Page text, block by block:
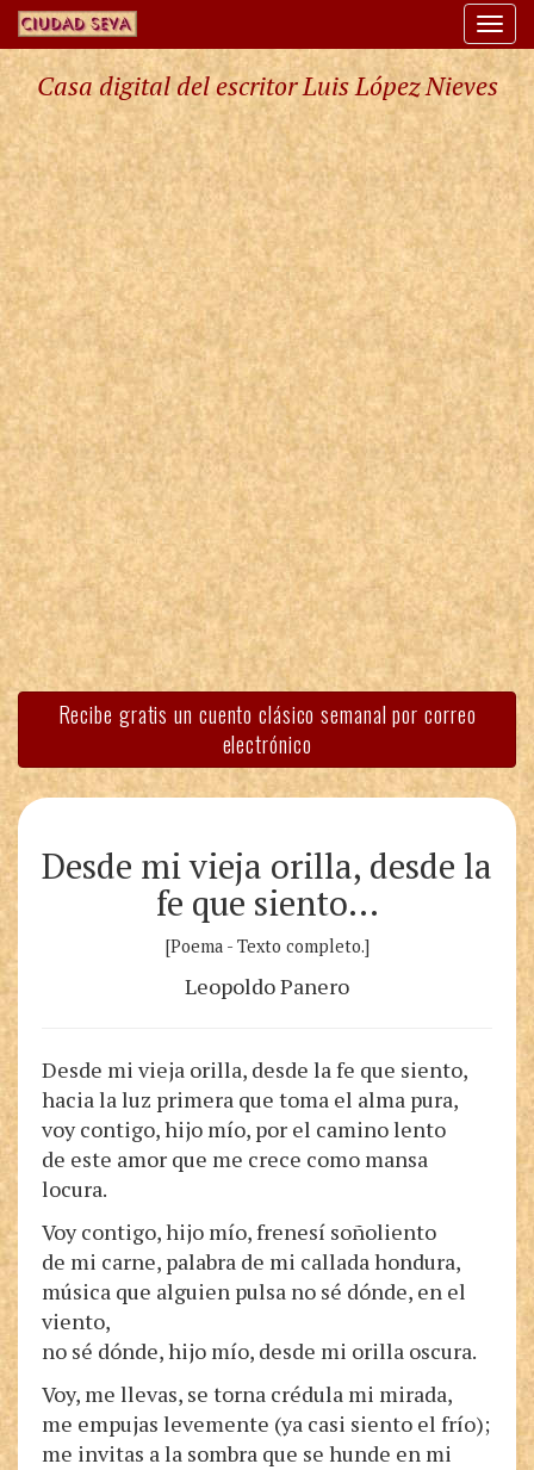
Casa digital del escritor Luis López Nieves
Recibe gratis un cuento clásico semanal por correo
electrónico
Desde mi vieja orilla, desde la
fe que siento…
[Poema - Texto completo.]
Leopoldo Panero
Desde mi vieja orilla, desde la fe que siento,
hacia la luz primera que toma el alma pura,
voy contigo, hijo mío, por el camino lento
de este amor que me crece como mansa
locura.
Voy contigo, hijo mío, frenesí soñoliento
de mi carne, palabra de mi callada hondura,
música que alguien pulsa no sé dónde, en el
viento,
no sé dónde, hijo mío, desde mi orilla oscura.
Voy, me llevas, se torna crédula mi mirada,
me empujas levemente (ya casi siento el frío);
me invitas a la sombra que se hunde en mi